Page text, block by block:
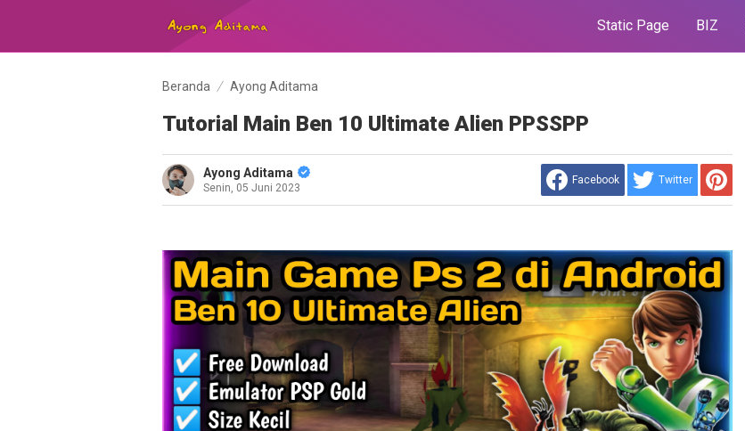
Static Page BIZ
Beranda Ayong Aditama
Tutorial Main Ben 10 Ultimate Alien PPSSPP
Ayong Aditama
Senin, 05 Juni 2023
Facebook Twitter